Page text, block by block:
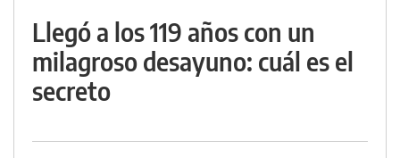
Llegó a los 119 años con un
milagroso desayuno: cuál es el
secreto